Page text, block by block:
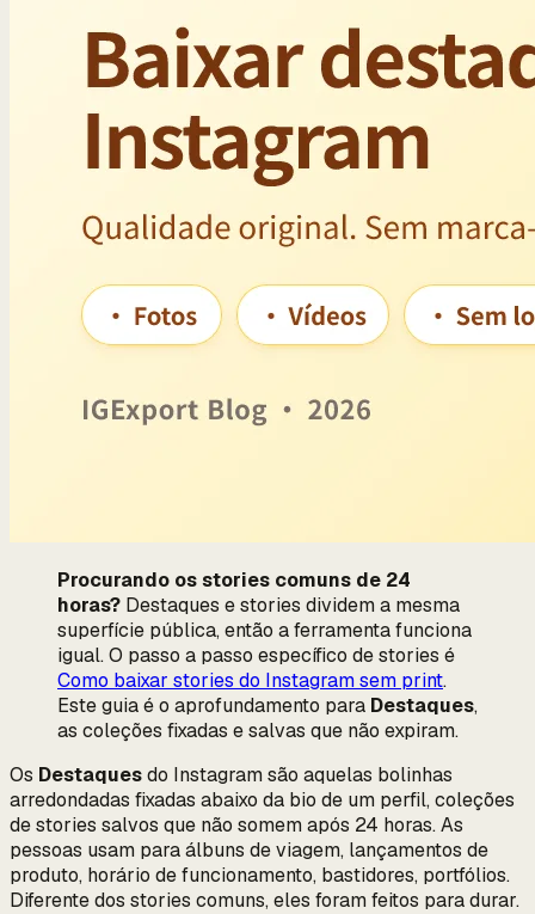
Procurando os stories comuns de 24
horas? Destaques e stories dividem a mesma
superfície pública, então a ferramenta funciona
igual. O passo a passo específico de stories é
Como baixar stories do Instagram sem print.
Este guia é o aprofundamento para Destaques,
as coleções fixadas e salvas que não expiram.
Os Destaquesdo Instagram são aquelas bolinhas
arredondadas fixadas abaixo da bio de um perfil, coleções
de stories salvos que não somem após 24 horas. As
pessoas usam para álbuns de viagem, lançamentos de
produto, horário de funcionamento, bastidores, portfólios.
Diferente dos stories comuns, eles foram feitos para durar.